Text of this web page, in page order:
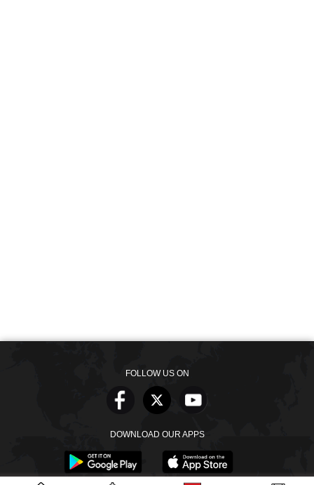
FOLLOW US ON
DOWNLOAD OUR APPS